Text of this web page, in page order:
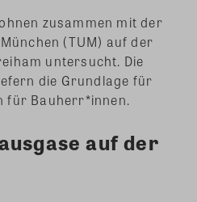
zusammen mit der
(TUM) auf der
untersucht. Die
die Grundlage für
für Bauherr*innen.
auf der